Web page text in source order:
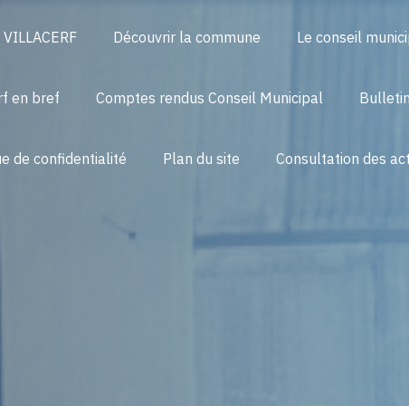
Découvrir la commune Le conseil
en bref Comptes rendus Conseil Municipal
de confidentialité Plan du site Consultation des